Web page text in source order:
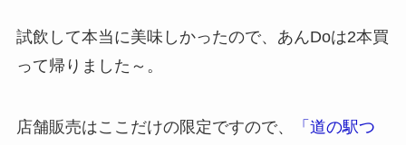
試飲して本当に美味しかったので、あんDoは2本買
って帰りました～。
店舗販売はここだけの限定ですので、
「道の駅つ